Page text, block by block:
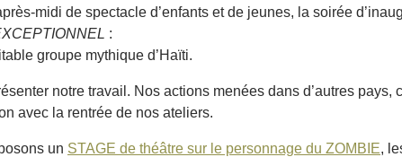
midi de spectacle d’enfants et de jeunes, la soirée
:
groupe mythique d’Haïti.
notre travail. Nos actions menées dans d’autres pays,
avec la rentrée de nos ateliers.
un STAGE de théâtre sur le personnage du ZOMBIE,